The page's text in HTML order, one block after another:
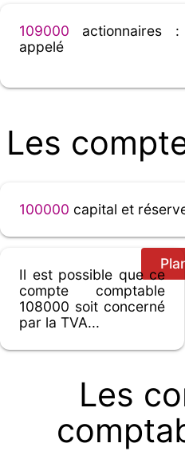
109000 actionnaires
appelé
Les
100000 capital et
Il est possible que ce
compte comptable
108000 soit concerné
par la TVA...
Les